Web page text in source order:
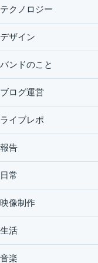
テクノロジー
デザイン
バンドのこと
ブログ運営
ライブレポ
報告
日常
映像制作
生活
音楽